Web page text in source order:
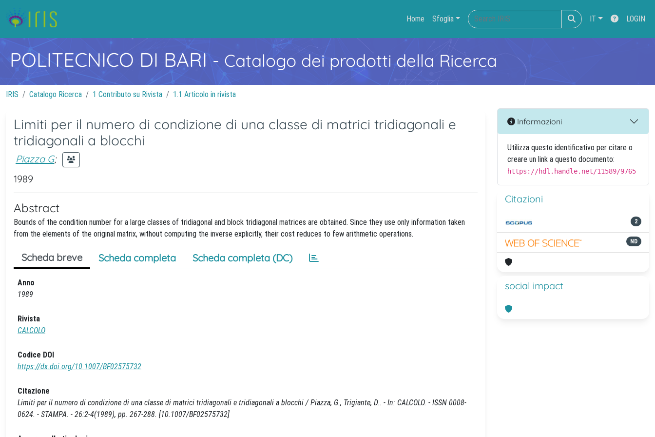
Home Sfoglia IT LOGIN
POLITECNICO DI BARI- Catalogo dei prodotti della Ricerca
IRIS Catalogo Ricerca 1 Contributo su Rivista 1.1 Articolo in rivista
Limiti per il numero di condizione di una classe di matrici tridiagonali e
tridiagonali a blocchi
Piazza G;
1989
Abstract
Bounds of the condition number for a large classes of tridiagonal and block tridiagonal matrices are obtained. Since they use only information taken
from the elements of the original matrix, without computing the inverse explicitly, their cost reduces to few arithmetic operations.
Scheda breve Scheda completa Scheda completa (DC)
Anno
1989
Rivista
CALCOLO
Codice DOI
https://dx.doi.org/10.1007/BF02575732
Citazione
Limiti per il numero di condizione di una classe di matrici tridiagonali e tridiagonali a blocchi / Piazza, G., Trigiante, D.. - In: CALCOLO. - ISSN 0008-
0624. - STAMPA. - 26:2-4(1989), pp. 267-288. [10.1007/BF02575732]
Informazioni
Utilizza questo identificativo per citare o
creare un link a questo documento:
https://hdl.handle.net/11589/9765
Citazioni
2
ND
social impact